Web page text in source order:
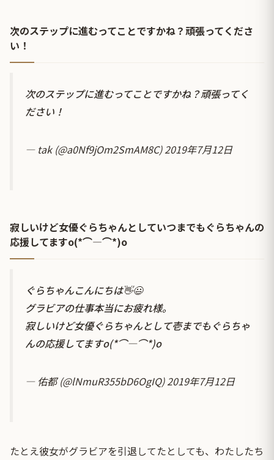
次のステップに進むってことですかね？頑張ってくださ
い！
次のステップに進むってことですかね？頑張ってく
ださい！
— tak (@a0Nf9jOm2SmAM8C)2019年7月12日
寂しいけど女優ぐらちゃんとしていつまでもぐらちゃんの
応援してますo(*⌒―⌒*)o
ぐらちゃんこんにちは👋😃
グラビアの仕事本当にお疲れ様。
寂しいけど女優ぐらちゃんとして壱までもぐらちゃ
んの応援してますo(*⌒―⌒*)o
— 佑都 (@lNmuR355bD6OgIQ)2019年7月12日
たとえ彼女がグラビアを引退してたとしても、わたしたち